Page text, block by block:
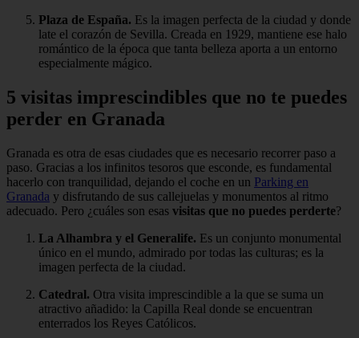
Plaza de España. Es la imagen perfecta de la ciudad y donde
late el corazón de Sevilla. Creada en 1929, mantiene ese halo
romántico de la época que tanta belleza aporta a un entorno
especialmente mágico.
5 visitas imprescindibles que no te puedes
perder en Granada
Granada es otra de esas ciudades que es necesario recorrer paso a
paso. Gracias a los infinitos tesoros que esconde, es fundamental
hacerlo con tranquilidad, dejando el coche en un Parking en
Granada y disfrutando de sus callejuelas y monumentos al ritmo
adecuado. Pero ¿cuáles son esas visitas que no puedes perderte?
La Alhambra y el Generalife. Es un conjunto monumental
único en el mundo, admirado por todas las culturas; es la
imagen perfecta de la ciudad.
Catedral. Otra visita imprescindible a la que se suma un
atractivo añadido: la Capilla Real donde se encuentran
enterrados los Reyes Católicos.